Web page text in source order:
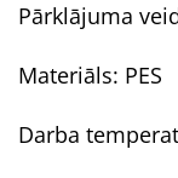
Pārklājuma
Materiāls: PES
Darba